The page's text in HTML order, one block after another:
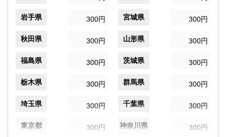
岩手県 300円 宮城県 300円
秋田県 300円 山形県 300円
福島県 300円 茨城県 300円
栃木県 300円 群馬県 300円
埼玉県 300円 千葉県 300円
東京都 300円 神奈川県 300円